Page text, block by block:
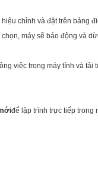
chỉnh và đặt trên bảng
máy sẽ báo động và
việc trong máy tính và tải
để lập trình trực tiếp trong